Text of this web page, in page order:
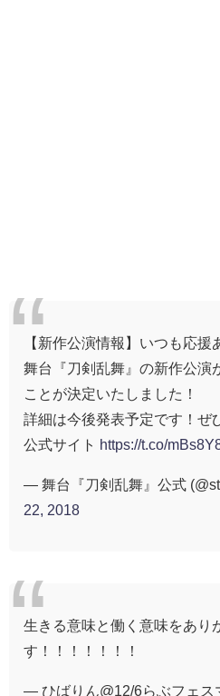
【新作公演情報】いつも応援
舞台『刀剣乱舞』の新作公演
ことが決定いたしました！
詳細は今後発表予定です！ぜ
公式サイト
https://t.co/
— 舞台『刀剣乱舞』公式
22, 2018
生きる意味と働く意味をあり
す！！！！！！！
— ひばりん@12/6らぶフェス